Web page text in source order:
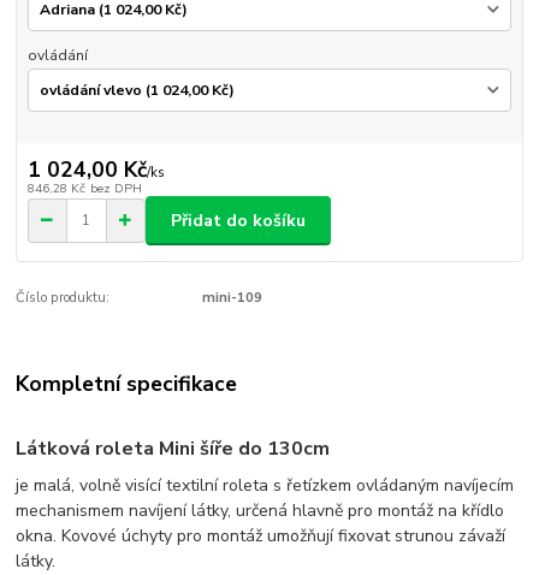
ovládání
1 024,00 Kč/ks
846,28 Kč bez DPH
Přidat do košíku
Číslo produktu: mini-109
Kompletní specifikace
Látková roleta Mini šíře do 130cm
je malá, volně visící textilní roleta s řetízkem ovládaným navíjecím
mechanismem navíjení látky, určená hlavně pro montáž na křídlo
okna. Kovové úchyty pro montáž umožňují fixovat strunou závaží
látky.